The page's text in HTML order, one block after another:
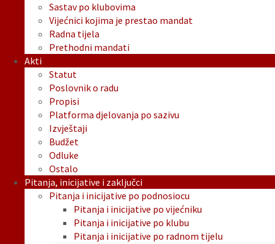
Sastav po klubovima
Vijećnici kojima je prestao mandat
Radna tijela
Prethodni mandati
Akti
Statut
Poslovnik o radu
Propisi
Platforma djelovanja po sazivu
Izvještaji
Budžet
Odluke
Ostalo
Pitanja, inicijative i zaključci
Pitanja i inicijative po podnosiocu
Pitanja i inicijative po vijećniku
Pitanja i inicijative po klubu
Pitanja i inicijative po radnom tijelu